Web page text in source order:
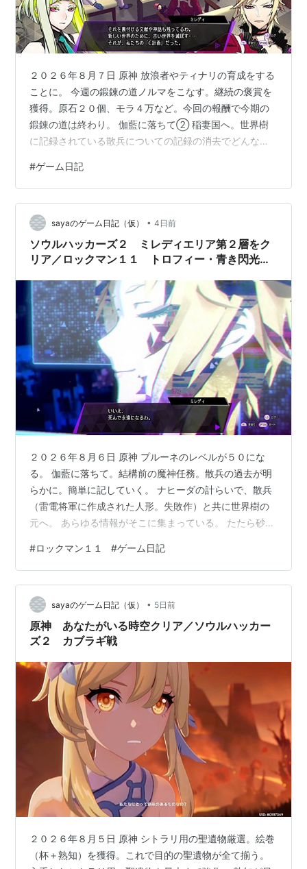
２０２６年８月７日 原神 放浪者やティナリの育成をする
ことに。 今週の鍛錬の道ノルマをこなす。継続の褒賞を
獲得。原石２０個、モラ４万など。今回の報酬で今期の
鍛錬の道は終わり。 伽藍に落ちて② 稲妻国へ。世界樹
に記録されている散兵についての記録の消去でどんな異
っているくらい。 丹羽など散兵と関わった人物の死の運
命は変えられず。死んだ人間の歴史は変更できない模
様。 影響は散兵自身のみ。 ナヒーダも散兵のことを覚え
ていなかった。 もう彼のことを覚えているのは、異邦人
のサヤのみ。 散兵の過去の記憶を素材にした童話。ナヒ
ーダが事前に残していた。このおか…
#ゲーム日記
sayaのゲーム日記（仮） • 4日前
ソウルハッカーズ２ ミレディエリア第２層をク
リア／ロックマン１１ トロフィー・青き閃光を
２０２６年８月６日 原神 プルーネのレベルが５０にな
る。 伽藍に落ちて。結構前の魔神任務。散兵の過去が明
らかに。簡単に記していく。 ナヒーダの計らいで、散兵
（雷電将軍に作成された人形。失敗作）と共に世界樹の
元へ。 あらゆる情報がそこに集まっている。 たたら砂で
たと思っている。けど事実は違った。散兵はそこで出会
った人間達に裏切られたわけではなかった。全ては、フ
ァデュイ執行官・博士（ドッドーレ）の企みのせい。 世
界樹には、降臨者の情報は記録されていなかった。 世界
樹は、テイワットに属する者しか記録しない。他の惑星
からやってきた人間は記録されない。 …
#ロックマン１１ #ゲーム日記
sayaのゲーム日記（仮） • 5日前
原神 あなたがいる時空クリア／ソウルハッカー
ズ２ カブラギ戦
２０２６年８月５日 原神 シトラリ用の聖遺物厳選。絵巻
（杯＋熟知）を獲得。これで目的の聖遺物が全て揃う。